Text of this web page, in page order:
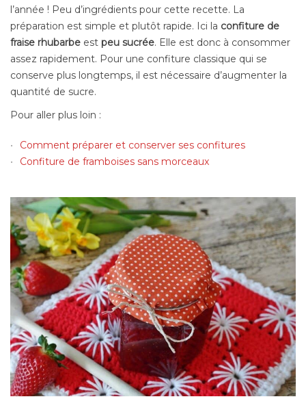
l’année ! Peu d’ingrédients pour cette recette. La
préparation est simple et plutôt rapide. Ici la confiture de
fraise rhubarbe est peu sucrée. Elle est donc à consommer
assez rapidement. Pour une confiture classique qui se
conserve plus longtemps, il est nécessaire d’augmenter la
quantité de sucre.
Pour aller plus loin :
Comment préparer et conserver ses confitures
Confiture de framboises sans morceaux